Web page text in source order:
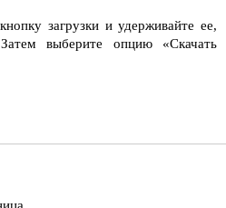
загрузки и удерживайте ее,
выберите опцию «Скачать